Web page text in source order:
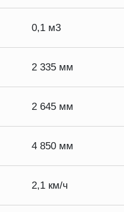
0,1 м3
2 335 мм
2 645 мм
4 850 мм
2,1 км/ч